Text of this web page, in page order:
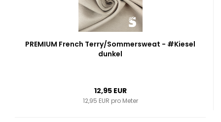
PREMIUM French Terry/Sommersweat - #Kiesel
dunkel
12,95 EUR
12,95 EUR pro Meter